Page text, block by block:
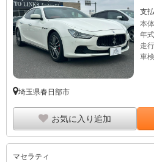
支
本
年式
走行
車検
埼玉県春日部市
お気に入り追加
マセラティ